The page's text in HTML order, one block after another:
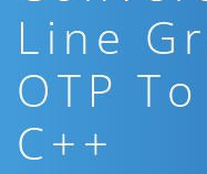
Line
OTP
C++